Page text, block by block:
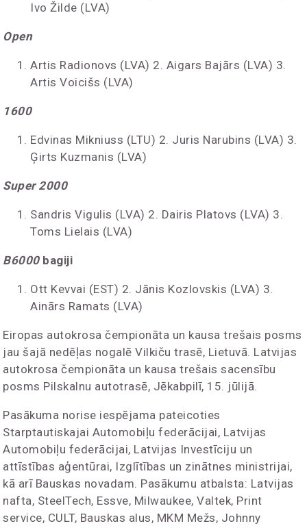
Ivo Žilde (LVA)
Open
Artis Radionovs (LVA) 2. Aigars Bajārs (LVA) 3.
Artis Voicišs (LVA)
1600
Edvinas Mikniuss (LTU) 2. Juris Narubins (LVA) 3.
Ģirts Kuzmanis (LVA)
Super 2000
Sandris Vigulis (LVA) 2. Dairis Platovs (LVA) 3.
Toms Lielais (LVA)
B6000 bagiji
Ott Kevvai (EST) 2. Jānis Kozlovskis (LVA) 3.
Ainārs Ramats (LVA)
Eiropas autokrosa čempionāta un kausa trešais posms
jau šajā nedēļas nogalē Vilkiču trasē, Lietuvā. Latvijas
autokrosa čempionāta un kausa trešais sacensību
posms Pilskalnu autotrasē, Jēkabpilī, 15. jūlijā.
Pasākuma norise iespējama pateicoties
Starptautiskajai Automobiļu federācijai, Latvijas
Automobiļu federācijai, Latvijas Investīciju un
attīstības aģentūrai, Izglītības un zinātnes ministrijai,
kā arī Bauskas novadam. Pasākumu atbalsta: Latvijas
nafta, SteelTech, Essve, Milwaukee, Valtek, Print
service, CULT, Bauskas alus, MKM Mežs, Johnny